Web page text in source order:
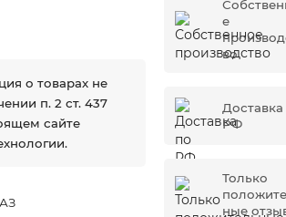
о товарах не
п. 2 ст. 437
сайте
е
во
РФ
Только
ные